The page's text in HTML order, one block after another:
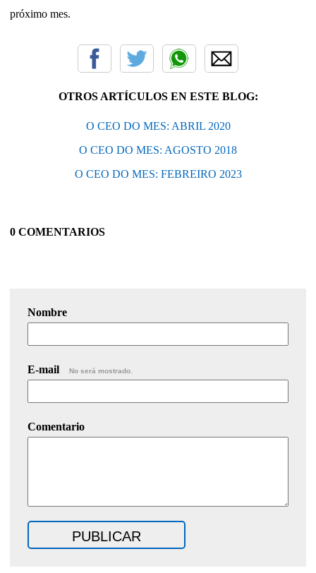
próximo mes.
OTROS ARTÍCULOS EN ESTE BLOG:
O CEO DO MES: ABRIL 2020
O CEO DO MES: AGOSTO 2018
O CEO DO MES: FEBREIRO 2023
0 COMENTARIOS
Nombre
E-mail No será mostrado.
Comentario